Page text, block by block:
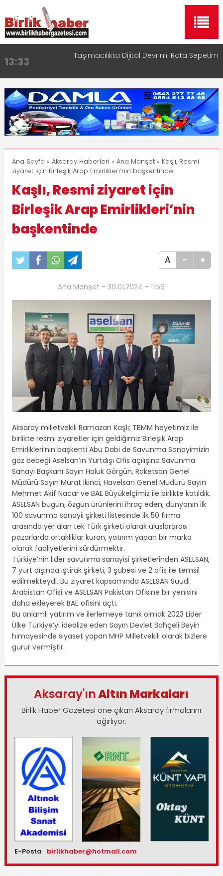
13:33 Taşımacılıkta Dijital Devrim: Rota Sepetim
17:15
Aksaray OSB Bölge Müdürü Makam Koltuğunu
Çocuklara Bıraktı
16:00
Aksaray Esnaf Rehberi ile Google ve Yapay Zeka
Aramalarında Öne Çıkın
8:23 Aksaray Esnaf Rehberi Hizmete Girdi
11:30
Birlikhaber.com Yayın Hayatına Başladı | Hızlı ve
Akıllı Haber Platformu
Ana Sayfa » Aksaray Haberleri » Ana Manşet» Kaşlı, Resmi
ziyaret için Birleşik Arap Emirlikleri’nin başkentinde
Kaşlı, Resmi ziyaret için
Birleşik Arap Emirlikleri’nin
başkentinde
A - +
Ana Manşet - 30.01.2024 - 11:56
Aksaray milletvekili Ramazan Kaşlı; TBMM heyetimiz ile
birlikte resmi ziyaretler için geldiğimiz Birleşik Arap
Emirlikleri’nin başkenti Abu Dabi de Savunma Sanayimizin
göz bebeği Aselsan’ın Yurtdışı Ofis açılışına Savunma
Sanayi Başkanı Sayın Haluk Görgün, Roketsan Genel
Müdürü Sayın Murat İkinci, Havelsan Genel Müdürü Sayın
Mehmet Akif Nacar ve BAE Büyükelçimiz ile birlikte katıldık.
ASELSAN bugün, özgün ürünlerini ihraç eden, dünyanın ilk
100 savunma sanayii şirketi listesinde ilk 50 firma
arasında yer alan tek Türk şirketi olarak uluslararası
pazarlarda ortaklıklar kuran, yatırım yapan bir marka
olarak faaliyetlerini sürdürmektir.
Türkiye’nin lider savunma sanayisi şirketlerinden ASELSAN,
7 yurt dışında iştirak şirketi, 3 şubesi ve 2 ofis ile temsil
edilmekteydi. Bu ziyaret kapsamında ASELSAN Suudi
Arabistan Ofisi ve ASELSAN Pakistan Ofisine bir yenisini
daha ekleyerek BAE ofisini açtı.
Bu anlamlı yatırım ve ilerlemeye tanık olmak 2023 Lider
Ülke Türkiye’yi idealize eden Sayın Devlet Bahçeli Beyin
himayesinde siyaset yapan MHP Milletvekili olarak bizlere
gurur vermiştir.
Aksaray'ınAltın Markaları
Birlik Haber Gazetesi öne çıkan Aksaray firmalarını
ağırlıyor.
E-Posta birlikhaber@hotmail.com